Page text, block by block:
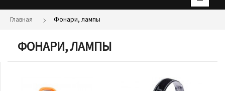
Главная Фонари, лампы
ФОНАРИ, ЛАМПЫ